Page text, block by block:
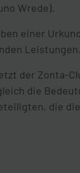
Wrede).
einer
Leistungen.
der Zonta-
die
die